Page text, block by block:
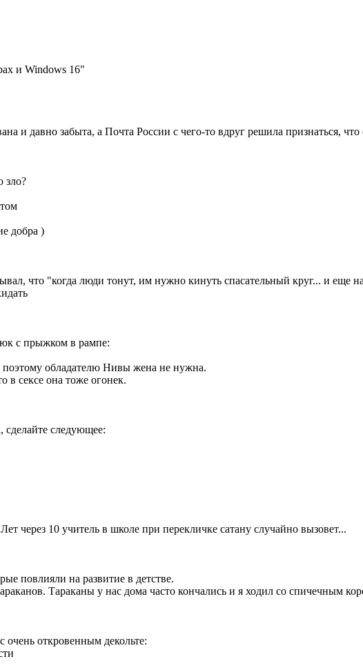
и Windows 16"
и давно забыта, а Почта России с чего-то вдруг решила признаться, что
зло?
добра )
что "когда люди тонут, им нужно кинуть спасательный круг... и еще
с прыжком в рампе:
поэтому обладателю Нивы жена не нужна.
в сексе она тоже огонек.
следующее:
через 10 учитель в школе при перекличке сатану случайно вызовет...
повлияли на развитие в детстве.
Тараканы у нас дома часто кончались и я ходил со спичечным
откровенным декольте: